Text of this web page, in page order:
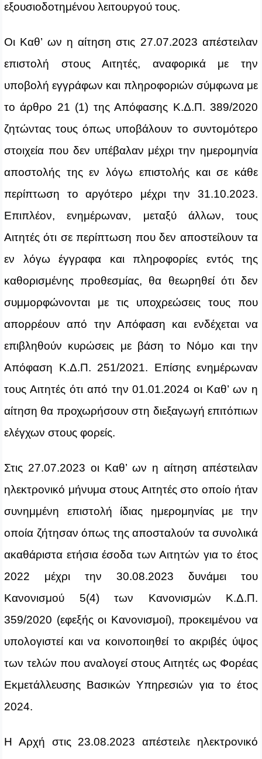
εξουσιοδοτημένου λειτουργού τους.
Οι Καθ’ ων η αίτηση στις 27.07.2023 απέστειλαν
επιστολή στους Αιτητές, αναφορικά με την
υποβολή εγγράφων και πληροφοριών σύμφωνα με
το άρθρο 21 (1) της Απόφασης Κ.Δ.Π. 389/2020
ζητώντας τους όπως υποβάλουν το συντομότερο
στοιχεία που δεν υπέβαλαν μέχρι την ημερομηνία
αποστολής της εν λόγω επιστολής και σε κάθε
περίπτωση το αργότερο μέχρι την 31.10.2023.
Επιπλέον, ενημέρωναν, μεταξύ άλλων, τους
Αιτητές ότι σε περίπτωση που δεν αποστείλουν τα
εν λόγω έγγραφα και πληροφορίες εντός της
καθορισμένης προθεσμίας, θα θεωρηθεί ότι δεν
συμμορφώνονται με τις υποχρεώσεις τους που
απορρέουν από την Απόφαση και ενδέχεται να
επιβληθούν κυρώσεις με βάση το Νόμο και την
Απόφαση Κ.Δ.Π. 251/2021. Επίσης ενημέρωναν
τους Αιτητές ότι από την 01.01.2024 οι Καθ’ ων η
αίτηση θα προχωρήσουν στη διεξαγωγή επιτόπιων
ελέγχων στους φορείς.
Στις 27.07.2023 οι Καθ’ ων η αίτηση απέστειλαν
ηλεκτρονικό μήνυμα στους Αιτητές στο οποίο ήταν
συνημμένη επιστολή ίδιας ημερομηνίας με την
οποία ζήτησαν όπως της αποσταλούν τα συνολικά
ακαθάριστα ετήσια έσοδα των Αιτητών για το έτος
2022 μέχρι την 30.08.2023 δυνάμει του
Κανονισμού 5(4) των Κανονισμών Κ.Δ.Π.
359/2020 (εφεξής οι Κανονισμοί), προκειμένου να
υπολογιστεί και να κοινοποιηθεί το ακριβές ύψος
των τελών που αναλογεί στους Αιτητές ως Φορέας
Εκμετάλλευσης Βασικών Υπηρεσιών για το έτος
2024.
Η Αρχή στις 23.08.2023 απέστειλε ηλεκτρονικό